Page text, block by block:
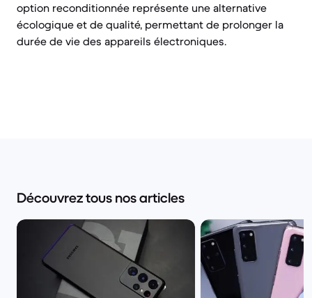
option reconditionnée représente une alternative
écologique et de qualité, permettant de prolonger la
durée de vie des appareils électroniques.
Découvrez tous nos articles